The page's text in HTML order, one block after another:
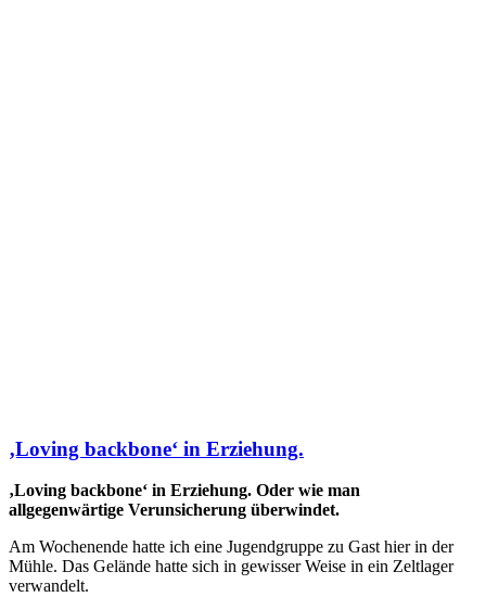
‚Loving backbone‘ in Erziehung.
‚Loving backbone‘ in Erziehung. Oder wie man
allgegenwärtige Verunsicherung überwindet.
Am Wochenende hatte ich eine Jugendgruppe zu Gast hier in der
Mühle. Das Gelände hatte sich in gewisser Weise in ein Zeltlager
verwandelt.